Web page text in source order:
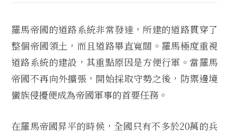
羅馬帝國的道路系統非常發達，所建的道路貫穿了
整個帝國領土，而且道路畢直寬闊。羅馬極度重視
道路系統的建設，其重點原因是方便行軍。當羅馬
帝國不再向外擴張，開始採取守勢之後，防禦邊境
蠻族侵擾便成為帝國軍事的首要任務。
在羅馬帝國昇平的時候，全國只有不多於20萬的兵